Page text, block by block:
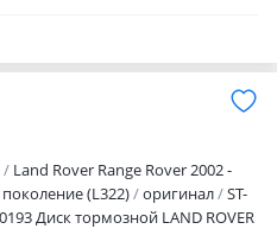
или рэд. Счёт на оплату Счёт
Land Rover Range Rover 2002 -
поколение (L322)
оригинал
ST-
Диск тормозной LAND ROVER